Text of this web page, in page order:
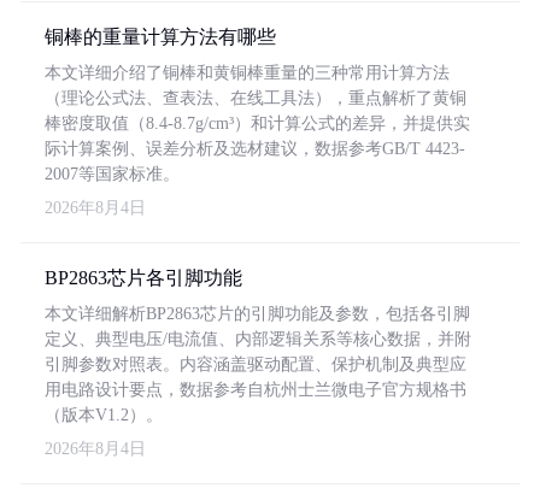
铜棒的重量计算方法有哪些
本文详细介绍了铜棒和黄铜棒重量的三种常用计算方法
（理论公式法、查表法、在线工具法），重点解析了黄铜
棒密度取值（8.4-8.7g/cm³）和计算公式的差异，并提供实
际计算案例、误差分析及选材建议，数据参考GB/T 4423-
2007等国家标准。
2026年8月4日
BP2863芯片各引脚功能
本文详细解析BP2863芯片的引脚功能及参数，包括各引脚
定义、典型电压/电流值、内部逻辑关系等核心数据，并附
引脚参数对照表。内容涵盖驱动配置、保护机制及典型应
用电路设计要点，数据参考自杭州士兰微电子官方规格书
（版本V1.2）。
2026年8月4日